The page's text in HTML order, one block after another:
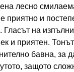
лесно
приятно и
Гласът на
и приятен. Тонът
бавна, за
защото